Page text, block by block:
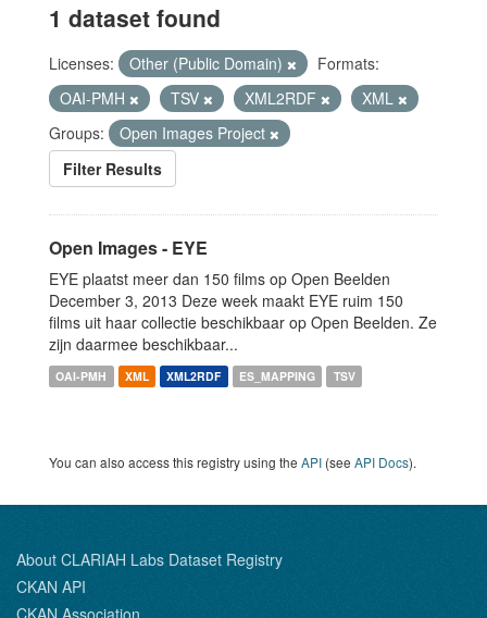
1 dataset found
Licenses: Other (Public Domain)
Formats:
OAI-PMH
TSV XML2RDF
XML
Groups:
Open Images Project
Filter Results
Open Images - EYE
EYE plaatst meer dan 150 films op Open Beelden
December 3, 2013 Deze week maakt EYE ruim 150
films uit haar collectie beschikbaar op Open Beelden. Ze
zijn daarmee beschikbaar...
OAI-PMH XML XML2RDF ES_MAPPING TSV
You can also access this registry using the API (see API Docs).
About CLARIAH Labs Dataset Registry
CKAN API
CKAN Association